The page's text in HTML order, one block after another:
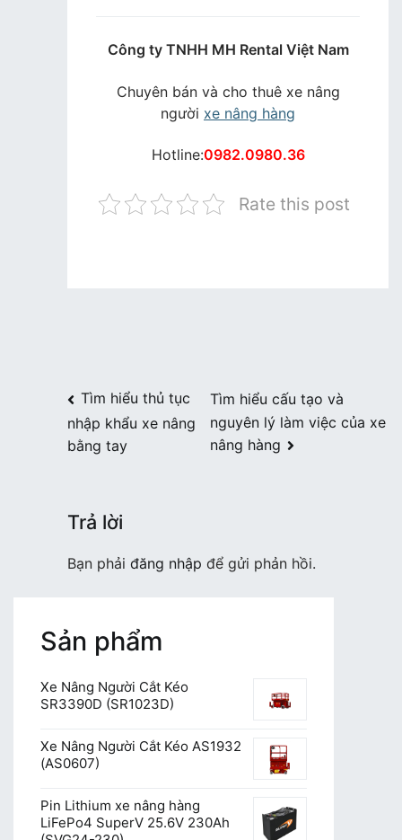
Công ty TNHH MH Rental Việt Nam
Chuyên bán và cho thuê xe nâng
người xe nâng hàng
Hotline:0982.0980.36
Rate this post
Điều
hướng
bài
Tìm hiểu thủ tục
nhập khẩu xe nâng
bằng tay
Tìm hiểu cấu tạo và
nguyên lý làm việc của xe
nâng hàng
Trả lời
Bạn phải đăng nhập để gửi phản hồi.
Sản phẩm
Xe Nâng Người Cắt Kéo
SR3390D (SR1023D)
Xe Nâng Người Cắt Kéo AS1932
(AS0607)
Pin Lithium xe nâng hàng
LiFePo4 SuperV 25.6V 230Ah